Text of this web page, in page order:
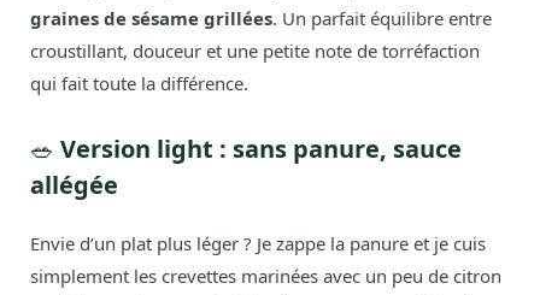
graines de sésame grillées. Un parfait équilibre entre
croustillant, douceur et une petite note de torréfaction
qui fait toute la différence.
🥗 Version light : sans panure, sauce
allégée
Envie d’un plat plus léger ? Je zappe la panure et je cuis
simplement les crevettes marinées avec un peu de citron